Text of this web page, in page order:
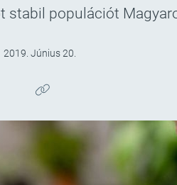
stabil populációt
2019. Június 20.